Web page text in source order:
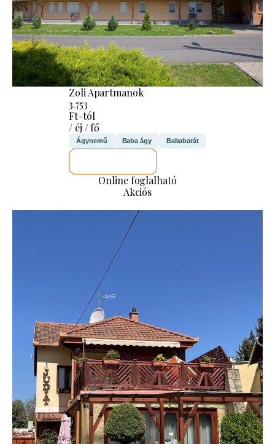
Zoli Apartmanok
3.753
Ft-tól
/ éj / fő
Ágynemű Baba ágy Bababarát
Online foglalható
Akciós